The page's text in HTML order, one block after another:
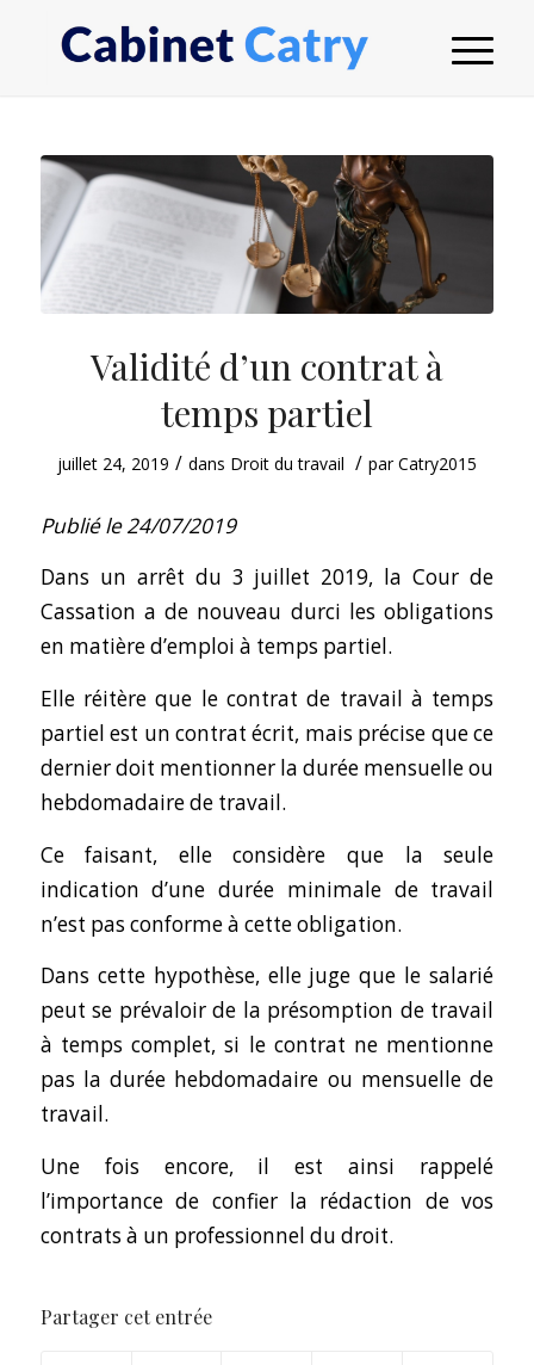
Validité d’un contrat à
temps partiel
juillet 24, 2019 / dans Droit du travail / parCatry2015
Publié le 24/07/2019
Dans un arrêt du 3 juillet 2019, la Cour de
Cassation a de nouveau durci les obligations
en matière d’emploi à temps partiel.
Elle réitère que le contrat de travail à temps
partiel est un contrat écrit, mais précise que ce
dernier doit mentionner la durée mensuelle ou
hebdomadaire de travail.
Ce faisant, elle considère que la seule
indication d’une durée minimale de travail
n’est pas conforme à cette obligation.
Dans cette hypothèse, elle juge que le salarié
peut se prévaloir de la présomption de travail
à temps complet, si le contrat ne mentionne
pas la durée hebdomadaire ou mensuelle de
travail.
Une fois encore, il est ainsi rappelé
l’importance de confier la rédaction de vos
contrats à un professionnel du droit.
Partager cet entrée